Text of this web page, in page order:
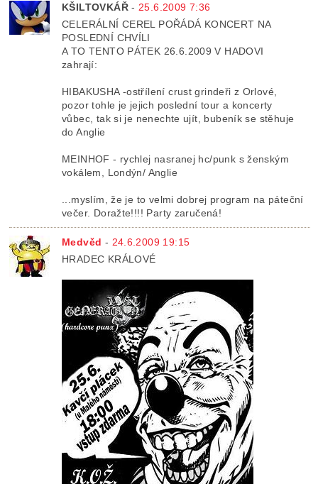
KŠILTOVKÁŘ- 25.6.2009 7:36
CELERÁLNÍ CEREL POŘÁDÁ KONCERT NA
POSLEDNÍ CHVÍLI
A TO TENTO PÁTEK 26.6.2009 V HADOVI
zahrají:
HIBAKUSHA -ostřílení crust grindeři z Orlové,
pozor tohle je jejich poslední tour a koncerty
vůbec, tak si je nenechte ujít, bubeník se stěhuje
do Anglie
MEINHOF - rychlej nasranej hc/punk s ženským
vokálem, Londýn/ Anglie
...myslím, že je to velmi dobrej program na páteční
večer. Doražte!!!! Party zaručená!
Medvěd - 24.6.2009 19:15
HRADEC KRÁLOVÉ